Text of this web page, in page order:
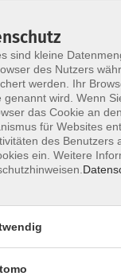
sind kleine
des Nutzers
werden. Ihr
genannt wird. Wenn
das Cookie an
für Websites
des Benutzers
ein. Weitere